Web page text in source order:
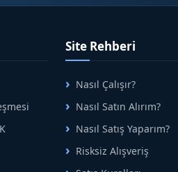
Site Rehberi
Nasıl Çalışır?
Nasıl Satın Alırım?
Nasıl Satış Yaparım?
Risksiz Alışveriş